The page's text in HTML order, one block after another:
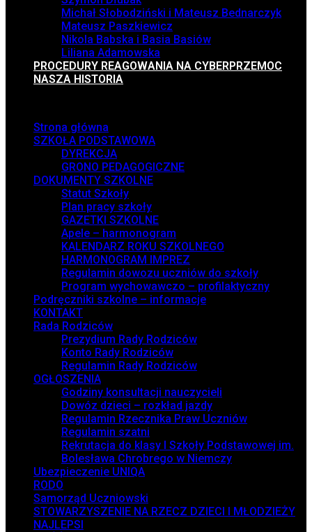
Michał Słobodziński i Mateusz Bednarczyk
Mateusz Paszkiewicz
Nikola Babska i Basia Basiów
Liliana Adamowska
PROCEDURY REAGOWANIA NA CYBERPRZEMOC
NASZA HISTORIA
Strona główna
SZKOŁA PODSTAWOWA
DYREKCJA
GRONO PEDAGOGICZNE
DOKUMENTY SZKOLNE
Statut Szkoły
Plan pracy szkoły
GAZETKI SZKOLNE
Apele – harmonogram
KALENDARZ ROKU SZKOLNEGO
HARMONOGRAM IMPREZ
Regulamin dowozu uczniów do szkoły
Program wychowawczo – profilaktyczny
Podręczniki szkolne – informacje
KONTAKT
Rada Rodziców
Prezydium Rady Rodziców
Konto Rady Rodziców
Regulamin Rady Rodziców
OGŁOSZENIA
Godziny konsultacji nauczycieli
Dowóz dzieci – rozkład jazdy
Regulamin Rzecznika Praw Uczniów
Regulamin szatni
Rekrutacja do klasy I Szkoły Podstawowej im.
Bolesława Chrobrego w Niemczy
Ubezpieczenie UNIQA
RODO
Samorząd Uczniowski
STOWARZYSZENIE NA RZECZ DZIECI I MŁODZIEŻY
NAJLEPSI